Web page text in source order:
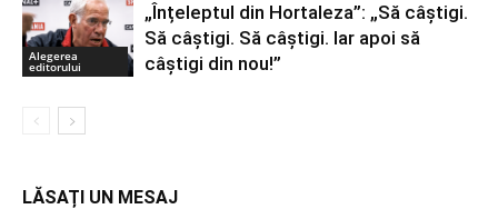
Alegerea
editorului
„Înțeleptul din Hortaleza”: „Să câștigi.
Să câștigi. Să câștigi. Iar apoi să
câștigi din nou!”
LĂSAȚI UN MESAJ